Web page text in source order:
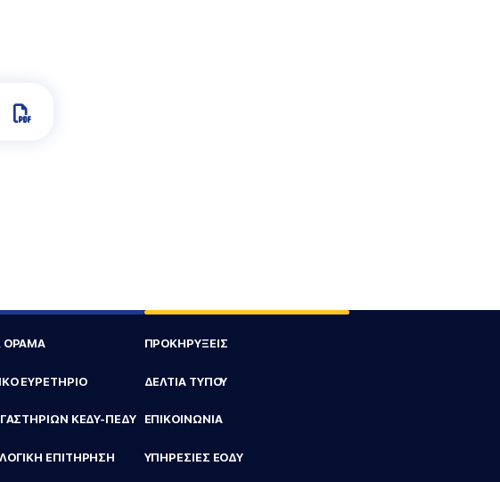
ΟΡΑΜΑ
ΕΥΡΕΤΗΡΙΟ
ΚΕΔΥ-ΠΕΔΥ
ΕΠΙΤΗΡΗΣΗ
ΠΡΟΚΗΡΥΞΕΙΣ
ΔΕΛΤΙΑ ΤΥΠΟΥ
ΕΠΙΚΟΙΝΩΝΙΑ
ΥΠΗΡΕΣΙΕΣ ΕΟΔΥ